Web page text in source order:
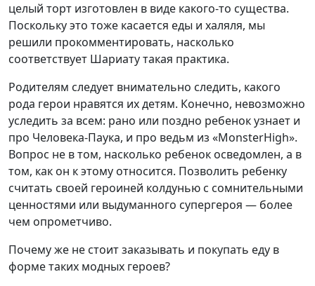
целый торт изготовлен в виде какого-то существа.
Поскольку это тоже касается еды и халяля, мы
решили прокомментировать, насколько
соответствует Шариату такая практика.
Родителям следует внимательно следить, какого
рода герои нравятся их детям. Конечно, невозможно
уследить за всем: рано или поздно ребенок узнает и
про Человека-Паука, и про ведьм из «MonsterHigh».
Вопрос не в том, насколько ребенок осведомлен, а в
том, как он к этому относится. Позволить ребенку
считать своей героиней колдунью с сомнительными
ценностями или выдуманного супергероя — более
чем опрометчиво.
Почему же не стоит заказывать и покупать еду в
форме таких модных героев?